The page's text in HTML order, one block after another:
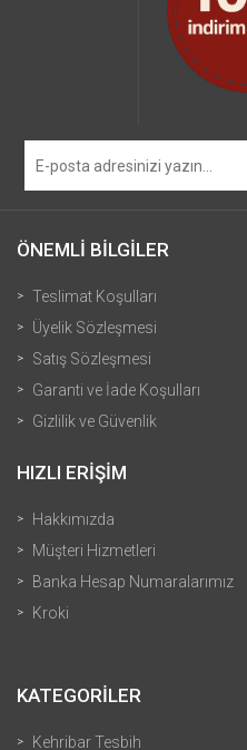
ÖNEMLİ BİLGİLER
Teslimat Koşulları
Üyelik Sözleşmesi
Satış Sözleşmesi
Garanti ve İade Koşulları
Gizlilik ve Güvenlik
HIZLI ERİŞİM
Hakkımızda
Müşteri Hizmetleri
Banka Hesap Numaralarımız
Kroki
KATEGORİLER
Kehribar Tesbih